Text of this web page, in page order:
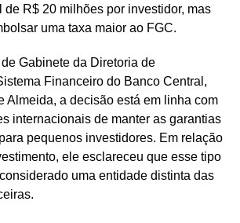
de R$ 20 milhões por investidor, mas
uma taxa maior ao FGC.
Gabinete da Diretoria de
Financeiro do Banco Central,
Almeida, a decisão está em linha com
internacionais de manter as garantias
pequenos investidores. Em relação
ele esclareceu que esse tipo
uma entidade distinta das